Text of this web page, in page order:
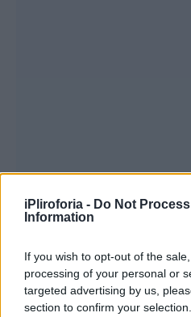
iPliroforia - Do Not
Information
If you wish to opt-out of the
processing of your personal or
targeted advertising by us,
section to confirm your